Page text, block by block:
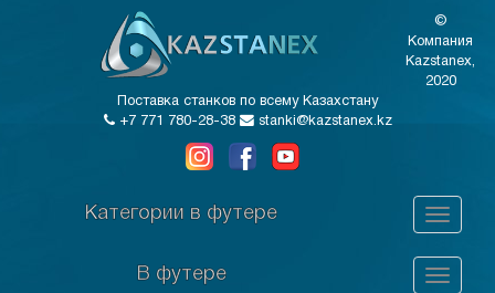
©
Компания
Kazstanex,
2020
Поставка станков по всему Казахстану
+7 771 780-28-38
stanki@kazstanex.kz
Категории в футере
В футере